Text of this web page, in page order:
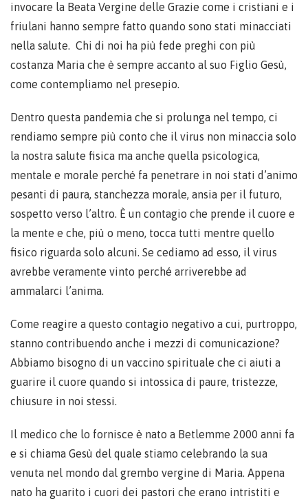
invocare la Beata Vergine delle Grazie come i cristiani e i
friulani hanno sempre fatto quando sono stati minacciati
nella salute. Chi di noi ha più fede preghi con più
costanza Maria che è sempre accanto al suo Figlio Gesù,
come contempliamo nel presepio.
Dentro questa pandemia che si prolunga nel tempo, ci
rendiamo sempre più conto che il virus non minaccia solo
la nostra salute fisica ma anche quella psicologica,
mentale e morale perché fa penetrare in noi stati d’animo
pesanti di paura, stanchezza morale, ansia per il futuro,
sospetto verso l’altro. È un contagio che prende il cuore e
la mente e che, più o meno, tocca tutti mentre quello
fisico riguarda solo alcuni. Se cediamo ad esso, il virus
avrebbe veramente vinto perché arriverebbe ad
ammalarci l’anima.
Come reagire a questo contagio negativo a cui, purtroppo,
stanno contribuendo anche i mezzi di comunicazione?
Abbiamo bisogno di un vaccino spirituale che ci aiuti a
guarire il cuore quando si intossica di paure, tristezze,
chiusure in noi stessi.
Il medico che lo fornisce è nato a Betlemme 2000 anni fa
e si chiama Gesù del quale stiamo celebrando la sua
venuta nel mondo dal grembo vergine di Maria. Appena
nato ha guarito i cuori dei pastori che erano intristiti e